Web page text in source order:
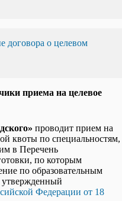
договора о целевом
приема на целевое
проводит прием на
квоты по специальностям,
в Перечень
по которым
по образовательным
утвержденный
Федерации от 18